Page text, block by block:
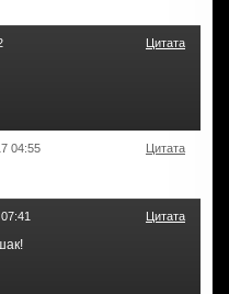
Цитата
04:55 Цитата
Цитата